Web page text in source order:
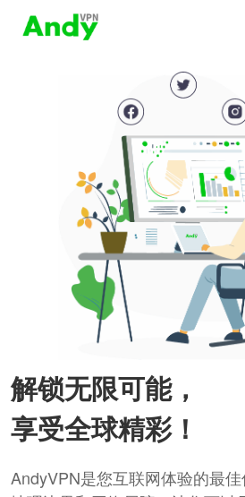
解锁无限可能，
享受全球精彩！
AndyVPN是您互联网体验的最